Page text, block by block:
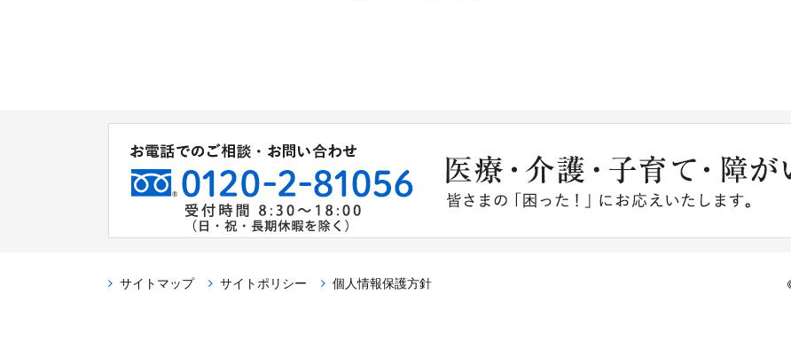
サイトマップ サイトポリシー 個人情報保護方針